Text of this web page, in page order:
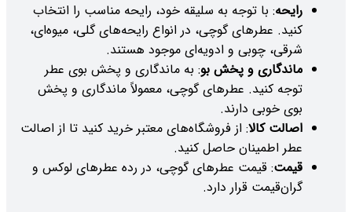
رایحه: با توجه به سلیقه خود، رایحه مناسب را انتخاب
کنید. عطرهای گوچی، در انواع رایحه‌های گلی، میوه‌ای،
شرقی، چوبی و ادویه‌ای موجود هستند.
ماندگاری و پخش بو: به ماندگاری و پخش بوی عطر
توجه کنید. عطرهای گوچی، معمولاً ماندگاری و پخش
بوی خوبی دارند.
اصالت کالا: از فروشگاه‌های معتبر خرید کنید تا از اصالت
عطر اطمینان حاصل کنید.
قیمت: قیمت عطرهای گوچی، در رده عطرهای لوکس و
گران‌قیمت قرار دارد.